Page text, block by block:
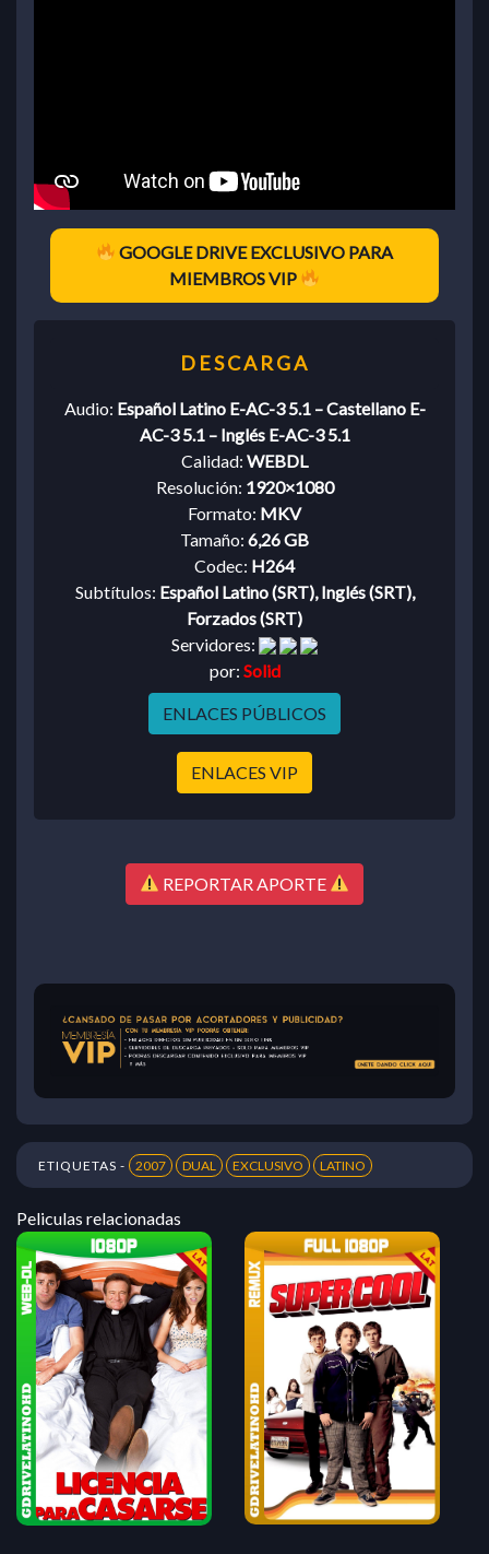
GOOGLE DRIVE EXCLUSIVO PARA
MIEMBROS VIP
Audio: Español Latino E-AC-3 5.1 – Castellano E-
AC-3 5.1 – Inglés E-AC-3 5.1
Calidad: WEBDL
Resolución: 1920×1080
Formato: MKV
Tamaño: 6,26 GB
Codec: H264
Subtítulos: Español Latino (SRT), Inglés (SRT),
Forzados (SRT)
Servidores:
por: Solid
ENLACES PÚBLICOS
ENLACES VIP
REPORTAR APORTE
ETIQUETAS - 2007 DUAL EXCLUSIVO LATINO
Peliculas relacionadas